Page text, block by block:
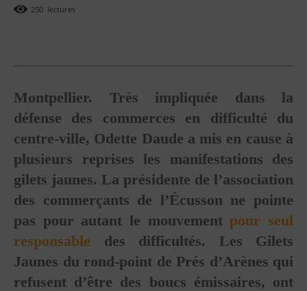
250 lectures
Montpellier. Très impliquée dans la
défense des commerces en difficulté du
centre-ville, Odette Daude a mis en cause à
plusieurs reprises les manifestations des
gilets jaunes. La présidente de l’association
des commerçants de l’Écusson ne pointe
pas pour autant le mouvementpour seul
responsable des difficultés. Les Gilets
Jaunes du rond-point de Prés d’Arènes qui
refusent d’être des boucs émissaires, ont